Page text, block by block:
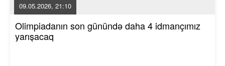
09.05.2026, 21:10
Olimpiadanın son günündə daha 4 idmançımız
yarışacaq